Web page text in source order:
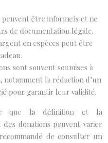
peuvent être informels et ne
de documentation légale.
en espèces peut être
sont souvent soumises à
notamment la rédaction d’un
pour garantir leur validité.
que la définition et la
donations peuvent varier
de consulter un